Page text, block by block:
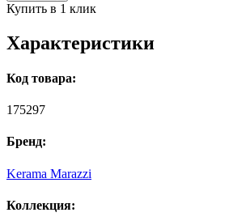
Купить в 1 клик
Характеристики
Код товара:
175297
Бренд:
Kerama Marazzi
Коллекция: